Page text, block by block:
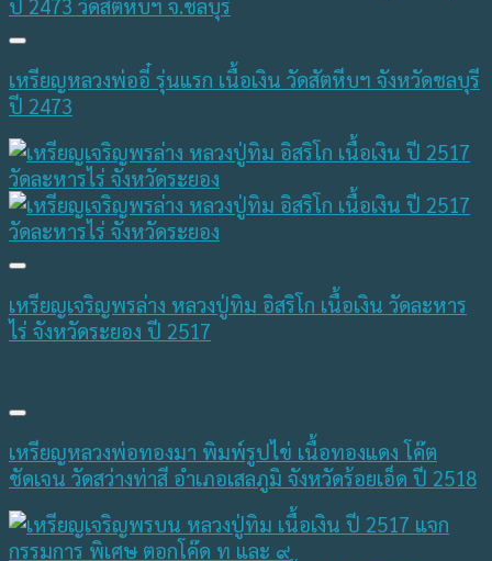
เหรียญหลวงพ่ออี๋ รุ่นแรก เนื้อเงิน วัดสัตหีบฯ จังหวัดชลบุรี
ปี 2473
เหรียญเจริญพรล่าง หลวงปู่ทิม อิสริโก เนื้อเงิน วัดละหาร
ไร่ จังหวัดระยอง ปี 2517
เหรียญหลวงพ่อทองมา พิมพ์รูปไข่ เนื้อทองแดง โค๊ต
ชัดเจน วัดสว่างท่าสี อำเภอเสลภูมิ จังหวัดร้อยเอ็ด ปี 2518